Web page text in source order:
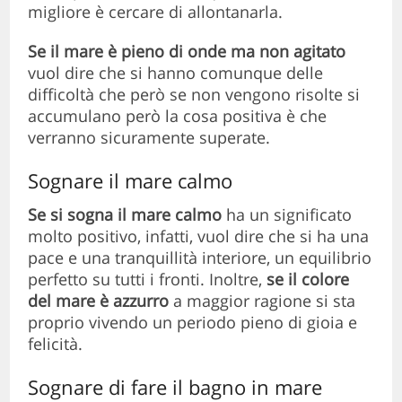
migliore è cercare di allontanarla.
Se il mare è pieno di onde ma non agitato
vuol dire che si hanno comunque delle
difficoltà che però se non vengono risolte si
accumulano però la cosa positiva è che
verranno sicuramente superate.
Sognare il mare calmo
Se si sogna il mare calmo ha un significato
molto positivo, infatti, vuol dire che si ha una
pace e una tranquillità interiore, un equilibrio
perfetto su tutti i fronti. Inoltre, se il colore
del mare è azzurroa maggior ragione si sta
proprio vivendo un periodo pieno di gioia e
felicità.
Sognare di fare il bagno in mare